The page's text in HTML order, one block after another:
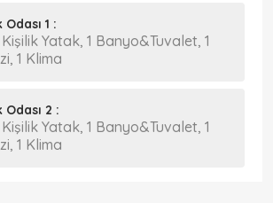
1 :
Kişilik Yatak, 1 Banyo&Tuvalet, 1
1 Klima
Odası 2 :
Kişilik Yatak, 1 Banyo&Tuvalet, 1
1 Klima